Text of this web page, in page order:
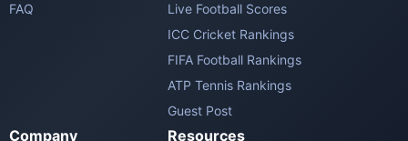
FAQ
Live Football Scores
ICC Cricket Rankings
FIFA Football Rankings
ATP Tennis Rankings
Guest Post
Company Resources